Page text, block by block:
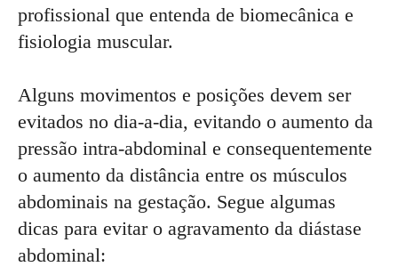
profissional que entenda de biomecânica e
fisiologia muscular.
Alguns movimentos e posições devem ser
evitados no dia-a-dia, evitando o aumento da
pressão intra-abdominal e consequentemente
o aumento da distância entre os músculos
abdominais na gestação. Segue algumas
dicas para evitar o agravamento da diástase
abdominal: